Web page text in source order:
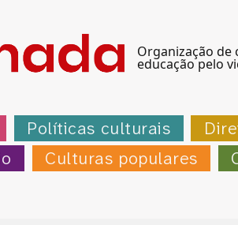
Organização
educação pelo
Políticas culturais
Culturas populares